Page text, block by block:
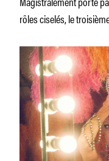
rôles ciselés, le